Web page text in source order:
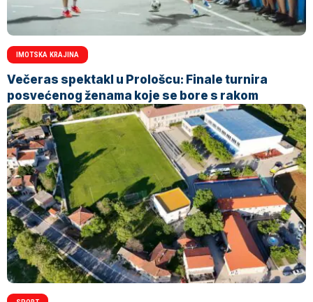
IMOTSKA KRAJINA
Večeras spektakl u Prološcu: Finale turnira
posvećenog ženama koje se bore s rakom